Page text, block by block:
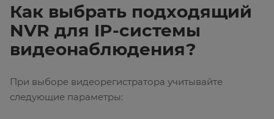
Как выбрать подходящий
NVR для IP-системы
видеонаблюдения?
При выборе видеорегистратора учитывайте
следующие параметры: